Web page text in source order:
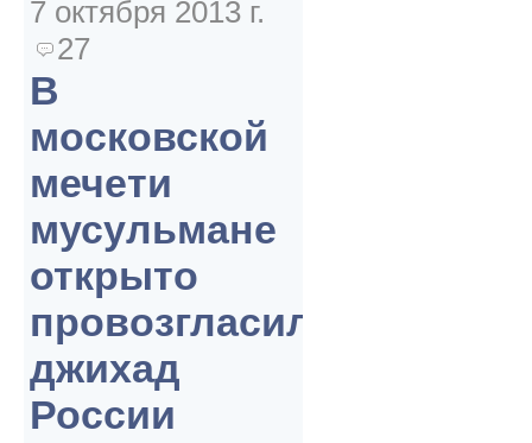
7 октября 2013 г.
27
В
московской
мечети
мусульмане
открыто
провозгласили
джихад
России